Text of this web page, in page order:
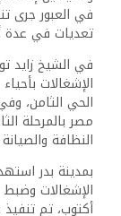
في العبور جرى
تعديات في عدة
في الشيخ زايد
الإشغالات
الحي الثامن،
مصر بالمرحلة
النظافة
بمدينة بدر
أكتوب، تم تنفيذ